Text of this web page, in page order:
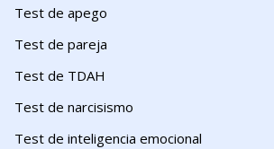
Test de apego
Test de pareja
Test de TDAH
Test de narcisismo
Test de inteligencia emocional